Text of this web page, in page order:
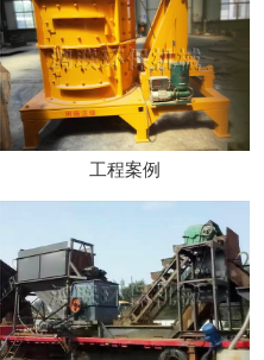
工程案例